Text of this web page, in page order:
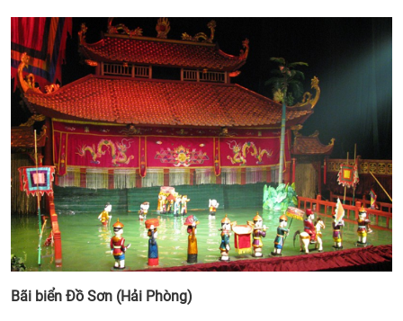
Bãi biển Đồ Sơn (Hải Phòng)